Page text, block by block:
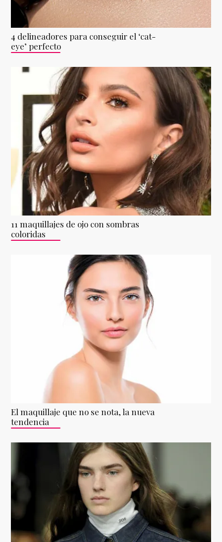
4 delineadores para conseguir el ‘cat-
eye’ perfecto
11 maquillajes de ojo con sombras
coloridas
El maquillaje que no se nota, la nueva
tendencia